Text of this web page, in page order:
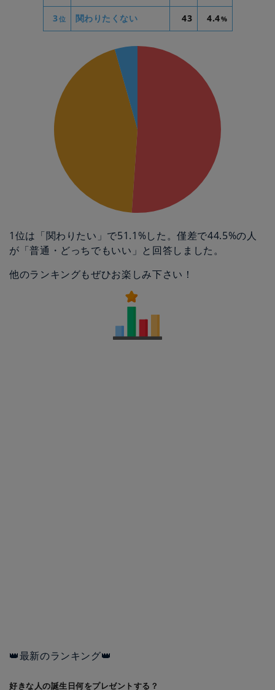
3位 関わりたくない 43 4.4%
1位は「関わりたい」で51.1%した。僅差で44.5%の人
が「普通・どっちでもいい」と回答しました。
他のランキングもぜひお楽しみ下さい！
👑最新のランキング👑
好きな人の誕生日何をプレゼントする？